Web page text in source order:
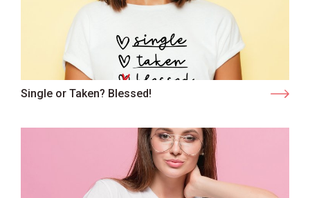
Single or Taken? Blessed!